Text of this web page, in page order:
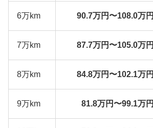
6万km 90.7万円〜108.0万円
7万km 87.7万円〜105.0万円
8万km 84.8万円〜102.1万円
9万km 81.8万円〜99.1万円